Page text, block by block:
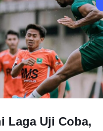
Laga Uji Coba,